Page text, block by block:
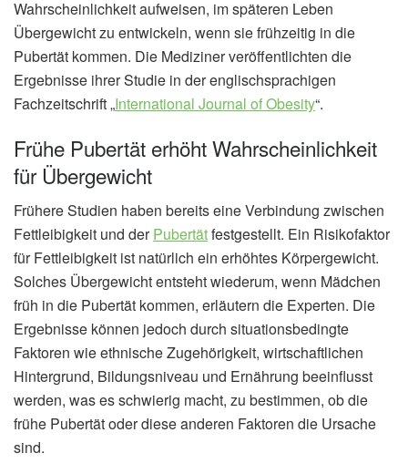
Wahrscheinlichkeit aufweisen, im späteren Leben
Übergewicht zu entwickeln, wenn sie frühzeitig in die
Pubertät kommen. Die Mediziner veröffentlichten die
Ergebnisse ihrer Studie in der englischsprachigen
Fachzeitschrift „International Journal of Obesity“.
Frühe Pubertät erhöht Wahrscheinlichkeit
für Übergewicht
Frühere Studien haben bereits eine Verbindung zwischen
Fettleibigkeit und derPubertätfestgestellt. Ein Risikofaktor
für Fettleibigkeit ist natürlich ein erhöhtes Körpergewicht.
Solches Übergewicht entsteht wiederum, wenn Mädchen
früh in die Pubertät kommen, erläutern die Experten. Die
Ergebnisse können jedoch durch situationsbedingte
Faktoren wie ethnische Zugehörigkeit, wirtschaftlichen
Hintergrund, Bildungsniveau und Ernährung beeinflusst
werden, was es schwierig macht, zu bestimmen, ob die
frühe Pubertät oder diese anderen Faktoren die Ursache
sind.